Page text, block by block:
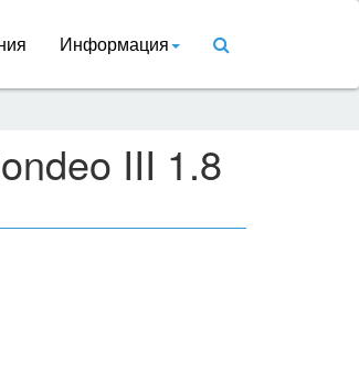
Информация
III 1.8